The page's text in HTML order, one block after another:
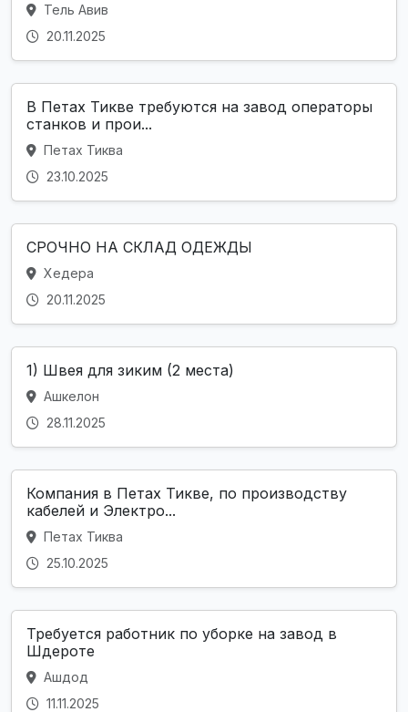
Тель Авив
20.11.2025
В Петах Тикве требуются на завод операторы
станков и прои...
Петах Тиква
23.10.2025
СРОЧНО НА СКЛАД ОДЕЖДЫ
Хедера
20.11.2025
1) Швея для зиким (2 места)
Ашкелон
28.11.2025
Компания в Петах Тикве, по производству
кабелей и Электро...
Петах Тиква
25.10.2025
Требуется работник по уборке на завод в
Шдероте
Ашдод
11.11.2025